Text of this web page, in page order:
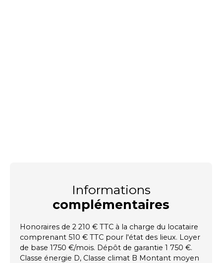
Informations
complémentaires
Honoraires de 2 210 € TTC à la charge du locataire
comprenant 510 € TTC pour l'état des lieux. Loyer
de base 1750 €/mois. Dépôt de garantie 1 750 €.
Classe énergie D, Classe climat B Montant moyen